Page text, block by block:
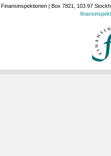
Finansinspektionen | Box 7821, 103 97